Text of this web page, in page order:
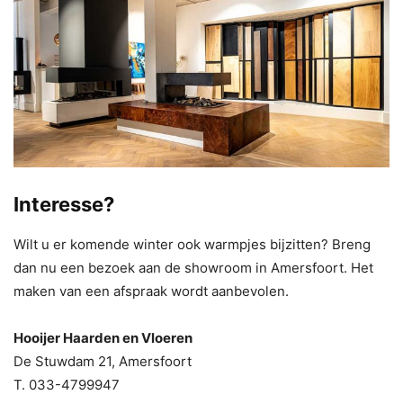
Interesse?
Wilt u er komende winter ook warmpjes bijzitten? Breng
dan nu een bezoek aan de showroom in Amersfoort. Het
maken van een afspraak wordt aanbevolen.
Hooijer Haarden en Vloeren
De Stuwdam 21, Amersfoort
T. 033-4799947